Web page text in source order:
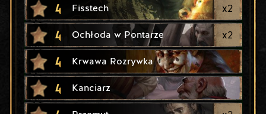
4 Fisstech x2
4 Ochłoda w Pontarze x2
4 Krwawa Rozrywka
4 Kanciarz